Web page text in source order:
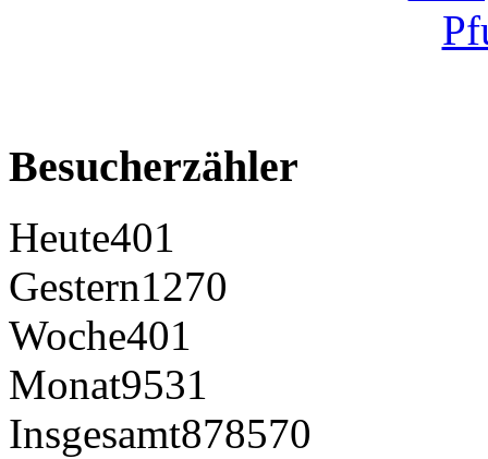
Besucherzähler
Heute401
Gestern1270
Woche401
Monat9531
Insgesamt878570